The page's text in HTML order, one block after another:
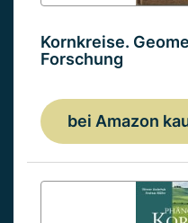
Kornkreise.
Forschung
bei Amazon